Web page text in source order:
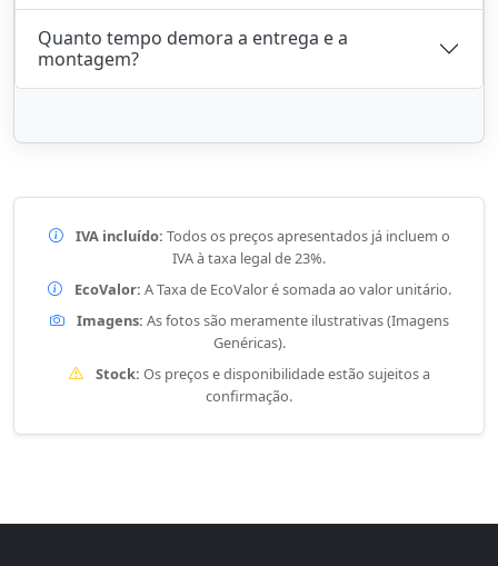
Quanto tempo demora a entrega e a
montagem?
IVA incluído: Todos os preços apresentados já incluem o
IVA à taxa legal de 23%.
EcoValor: A Taxa de EcoValor é somada ao valor unitário.
Imagens: As fotos são meramente ilustrativas (Imagens
Genéricas).
Stock: Os preços e disponibilidade estão sujeitos a
confirmação.